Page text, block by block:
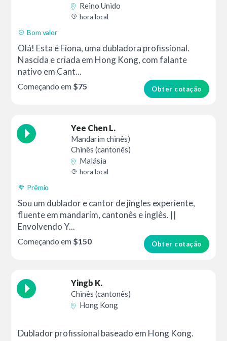
Reino Unido
hora local
Bom valor
Olá! Esta é Fiona, uma dubladora profissional.
Nascida e criada em Hong Kong, com falante
nativo em Cant...
Obter cotação
Começando em $75
Yee Chen L.
Mandarim chinês)
Chinês (cantonês)
Malásia
hora local
Prêmio
Sou um dublador e cantor de jingles experiente,
fluente em mandarim, cantonês e inglês. ||
Envolvendo Y...
Obter cotação
Começando em $150
Yingb K.
Chinês (cantonês)
Hong Kong
Dublador profissional baseado em Hong Kong.